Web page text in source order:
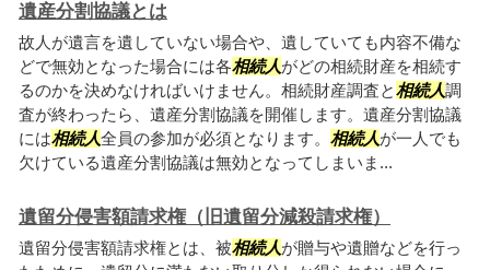
遺産分割協議とは
故人が遺言を遺していない場合や、遺していても内容不備な
どで無効となった場合には各相続人がどの相続財産を相続す
るのかを決めなければいけません。相続財産調査と相続人調
査が終わったら、遺産分割協議を開催します。遺産分割協議
には相続人全員の参加が必須となります。 相続人が一人でも
欠けている遺産分割協議は無効となってしまいま...
遺留分侵害額請求権（旧遺留分減殺請求権）
遺留分侵害額請求権とは、被相続人が贈与や遺贈などを行っ